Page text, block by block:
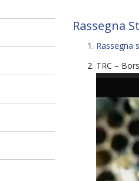
Rassegna
Rassegna
TRC –
Video